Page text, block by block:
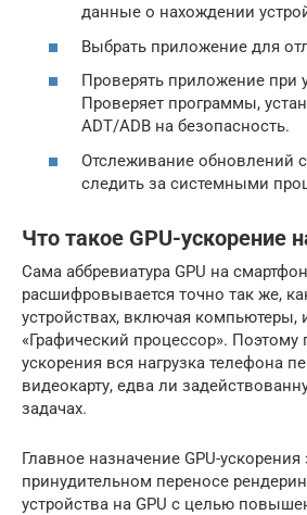
данные о нахождении
Выбрать приложение для
Проверять приложение при
Проверяет программы,
ADT/ADB на безопасность.
Отслеживание обновлений
следить за системными
Что такое GPU-ускорение
Сама аббревиатура GPU на
расшифровывается точно так же,
устройствах, включая компьютеры,
«Графический процессор». Поэтому
ускорения вся нагрузка телефона
видеокарту, едва ли
задачах.
Главное назначение GPU-
принудительном переносе
устройства на GPU с целью